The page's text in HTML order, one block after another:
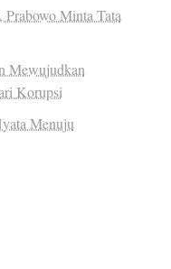
Minta Tata
Mewujudkan
Korupsi
Menuju